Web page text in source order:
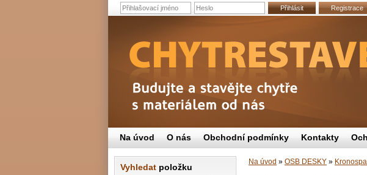
Přihlásit Registrace
Vyhledat položku
Na úvod » OSB DESKY »
Na úvod O nás Obchodní podmínky Kontakty